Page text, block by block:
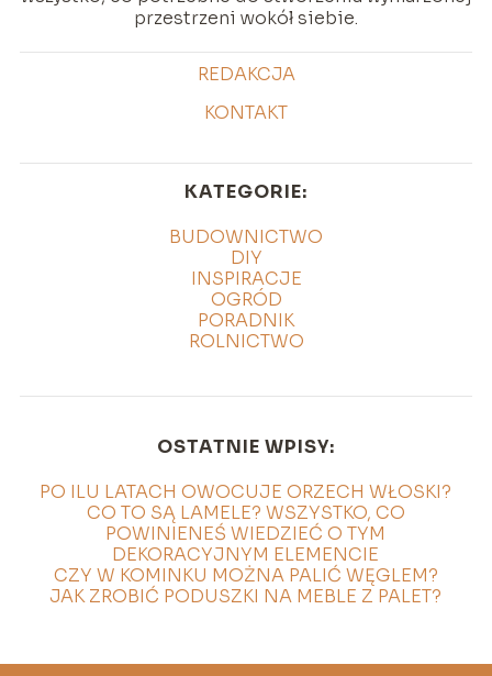
przestrzeni wokół siebie.
REDAKCJA
KONTAKT
KATEGORIE:
BUDOWNICTWO
DIY
INSPIRACJE
OGRÓD
PORADNIK
ROLNICTWO
OSTATNIE WPISY:
PO ILU LATACH OWOCUJE ORZECH WŁOSKI?
CO TO SĄ LAMELE? WSZYSTKO, CO
POWINIENEŚ WIEDZIEĆ O TYM
DEKORACYJNYM ELEMENCIE
CZY W KOMINKU MOŻNA PALIĆ WĘGLEM?
JAK ZROBIĆ PODUSZKI NA MEBLE Z PALET?